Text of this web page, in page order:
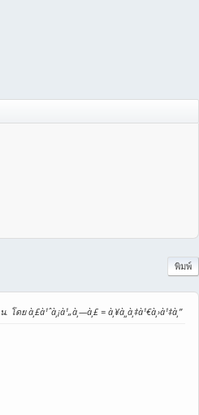
พิมพ์
à¸£à¹ˆà¸¡à¹„à¸—à¸£ = à¸¥à¸¸à¸‡à¹€à¸›à¹‡à¸”